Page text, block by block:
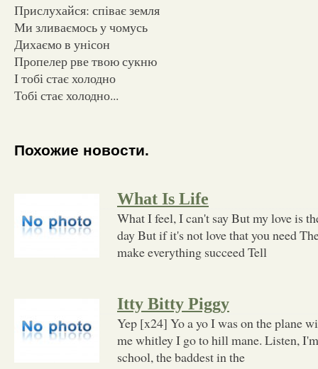
Прислухайся: співає земля
Ми зливаємось у чомусь
Дихаємо в унісон
Пропелер рве твою сукню
І тобі стає холодно
Тобі стає холодно...
Похожие новости.
What Is Life
What I feel, I can't say But my love is
day But if it's not love that you need
make everything succeed Tell
Itty Bitty Piggy
Yep [x24] Yo a yo I was on the plane
me whitley I go to hill mane. Listen,
school, the baddest in the